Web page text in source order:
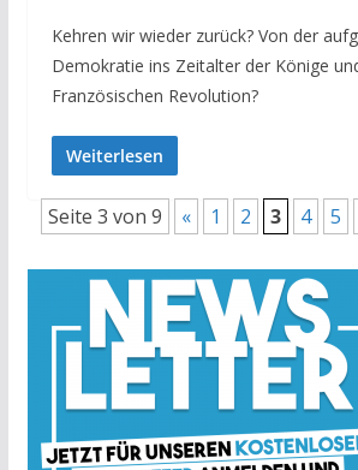
Kehren wir wieder zurück? Von der
Demokratie ins Zeitalter der Könige
Französischen Revolution?
Weiterlesen
Seite 3 von 9 « 1 2 3 4 5